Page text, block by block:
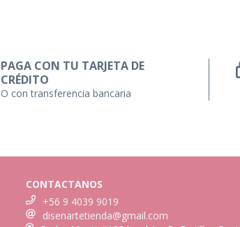
PAGA CON TU TARJETA DE
CRÉDITO
O con transferencia bancaria
CONTACTANOS
+56 9 4039 9019
disenartetienda@gmail.com